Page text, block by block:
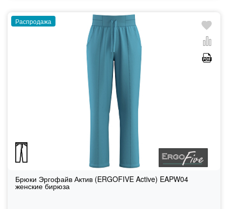
Распродажа
Брюки Эргофайв Актив (ERGOFIVE Active) EAPW04
женские бирюза